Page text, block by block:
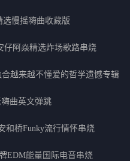
选慢摇嗨曲收藏版
仔阿焱精选炸场歌路串烧
越来越不懂爱的哲学遗憾专辑
曲英文弹跳
和桥Funky流行情怀串烧
EDM能量国际电音串烧